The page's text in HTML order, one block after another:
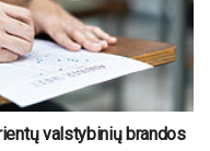
valstybinių brandos